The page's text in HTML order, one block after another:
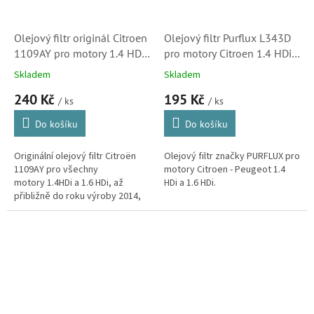
Olejový filtr originál Citroen
1109AY pro motory 1.4 HDi
Skladem
240 Kč / ks
Do košíku
Originální olejový filtr Citroën
1109AY pro všechny
motory 1.4HDi a 1.6 HDi, až
přibližně do roku výroby 2014,
pro motory s normou Euro 6 je
Olejový filtr Purflux L343D
pro motory Citroen 1.4 HDi a
1.6 HDi (1109AY, Peugeot)
Skladem
195 Kč / ks
Do košíku
Olejový filtr značky PURFLUX pro
motory Citroen - Peugeot 1.4
HDi a 1.6 HDi.